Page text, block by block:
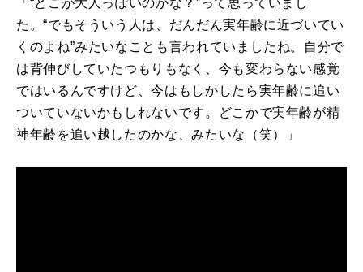
た。“でもそういう人は、だんだん実年齢に近づいてい
くのよね”みたいなことも言われていましたね。自分で
は背伸びしていたつもりもなく、今も変わらない感覚
ではいるんですけど、今はもしかしたら実年齢に追い
ついていないかもしれないです。どこかで実年齢が精
神年齢を追い越したのかな、みたいな（笑）」